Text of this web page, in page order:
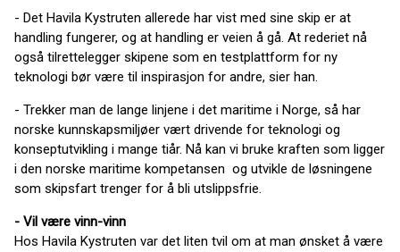
- Det Havila Kystruten allerede har vist med sine skip er at
handling fungerer, og at handling er veien å gå. At rederiet nå
også tilrettelegger skipene som en testplattform for ny
teknologi bør være til inspirasjon for andre, sier han.
- Trekker man de lange linjene i det maritime i Norge, så har
norske kunnskapsmiljøer vært drivende for teknologi og
konseptutvikling i mange tiår. Nå kan vi bruke kraften som ligger
i den norske maritime kompetansen og utvikle de løsningene
som skipsfart trenger for å bli utslippsfrie.
- Vil være vinn-vinn
Hos Havila Kystruten var det liten tvil om at man ønsket å være